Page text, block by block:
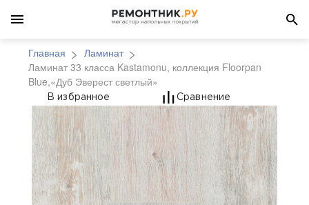
Главная
Ламинат
Ламинат 33 класса Kastamonu, коллекция Floorpan
Blue,«Дуб Эверест светлый»
Ламинат 33 класса
В избранное Сравнение